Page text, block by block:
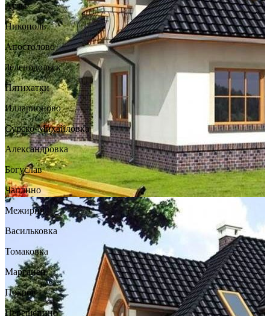
Аулы
Никополь
Апостолово
Зеленодольск
Пятихатки
Илларионово
Сурско-Михайловка
Александровка
Богуслав
Чаплино
Межирич
Васильковка
Томаковка
Марганец
Покров
Перещепино